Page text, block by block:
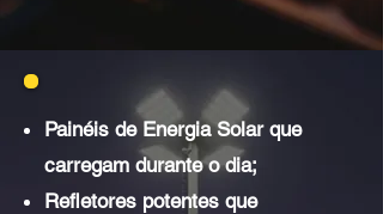
Painéis de Energia Solar que
carregam durante o dia;
Refletores potentes que